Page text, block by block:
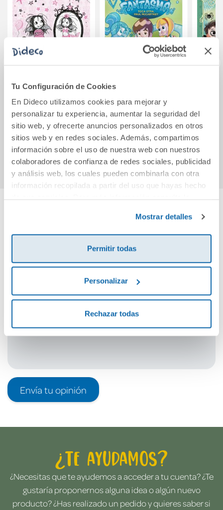
Tu Configuración de Cookies
En Dideco utilizamos cookies para mejorar y
personalizar tu experiencia, aumentar la seguridad del
sitio web, y ofrecerte anuncios personalizados en otros
sitios web y en redes sociales. Además, compartimos
información sobre el uso de nuestra web con nuestros
colaboradores de confianza de redes sociales, publicidad
y análisis web, los cuales pueden combinarla con otra
información recopilada a partir del uso que hayas hecho
Mostrar detalles
Permitir todas
Personalizar
Rechazar todas
Isadora Moon -
Isadora Moon y los
disfraces mágicos
10,95€
Comprar
Niñera fantasma 3.
Toca otra, Paul
McCartney
13,15€
Comprar
Cuéntanos tu opinión
¡Sé el primero en valorar este producto!
Debes iniciar sesión para poder valorarlo
Envía tu opinión
¿Te ayudamos?
¿Necesitas que te ayudemos a acceder a tu cuenta? ¿Te
gustaría proponernos alguna idea o algún nuevo
producto? ¿Has realizado un pedido y quieres saber si